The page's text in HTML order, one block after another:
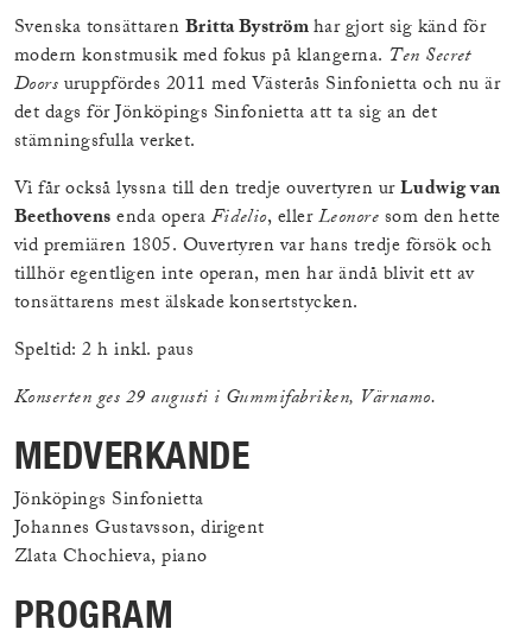
Svenska tonsättarenBritta Byströmhar gjort sig känd för
modern konstmusik med fokus på klangerna. Ten Secret
Doorsuruppfördes 2011 med Västerås Sinfonietta och nu är
det dags för Jönköpings Sinfonietta att ta sig an det
stämningsfulla verket.
Vi får också lyssna till den tredje ouvertyren urLudwig van
Beethovensenda operaFidelio, ellerLeonoresom den hette
vid premiären 1805. Ouvertyren var hans tredje försök och
tillhör egentligen inte operan, men har ändå blivit ett av
tonsättarens mest älskade konsertstycken.
Speltid: 2 h inkl. paus
Konserten ges 29 augusti i Gummifabriken, Värnamo.
MEDVERKANDE
Jönköpings Sinfonietta
Johannes Gustavsson, dirigent
Zlata Chochieva, piano
PROGRAM